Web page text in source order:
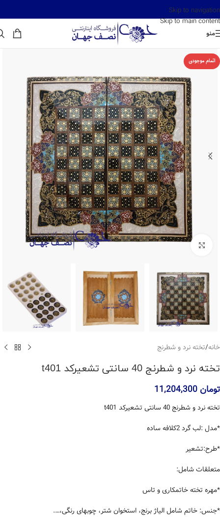
Skip to navigation
Skip to main content
منو
اتمام موجودی
بزرگنمایی تصویر
خانه/تخته نرد و شطرنج
تخته نرد و شطرنج 40 سانتی تشعیرکد t401
تومان
تخته نرد و شطرنج 40 سانتی تشعیرکد t401
*مدل :لب گرد 2کلافه ساده
*طرح:تشعیر
متعلقات شامل:
*مهره تخته خاتمکاری و تاس
*جنس: خاتم شامل الیاژ برنج، استخوان شتر، چوبهای رنگی،….